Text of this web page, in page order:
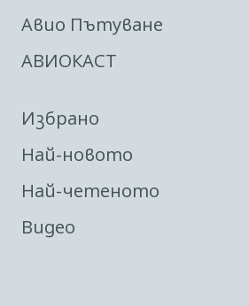
Авио Пътуване
АВИОКАСТ
Избрано
Най-новото
Най-четеното
Видео